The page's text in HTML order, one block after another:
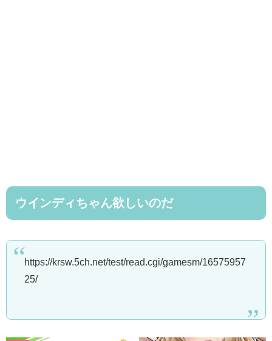
ウインディちゃん欲しいのだ
https://krsw.5ch.net/test/read.cgi/gamesm/16575957
25/